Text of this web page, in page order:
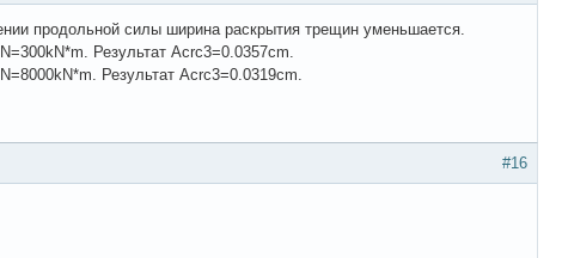
продольной силы ширина раскрытия трещин уменьшается.
Результат Acrc3=0.0357cm.
Результат Acrc3=0.0319cm.
#16